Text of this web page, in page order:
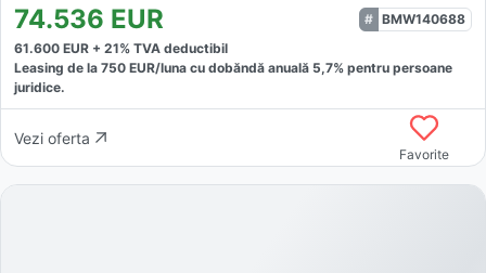
74.536 EUR
BMW140688
61.600 EUR + 21% TVA deductibil
Leasing de la 750 EUR/luna cu dobăndă anuală 5,7% pentru persoane
juridice.
Vezi oferta
Favorite